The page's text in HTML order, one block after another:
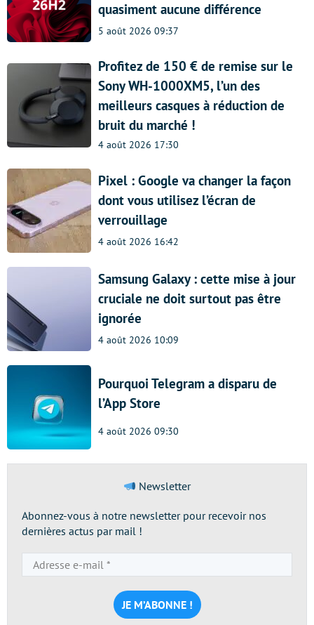
quasiment aucune différence
5 août 2026 09:37
Profitez de 150 € de remise sur le
Sony WH-1000XM5, l’un des
meilleurs casques à réduction de
bruit du marché !
4 août 2026 17:30
Pixel : Google va changer la façon
dont vous utilisez l’écran de
verrouillage
4 août 2026 16:42
Samsung Galaxy : cette mise à jour
cruciale ne doit surtout pas être
ignorée
4 août 2026 10:09
Pourquoi Telegram a disparu de
l’App Store
4 août 2026 09:30
Newsletter
Abonnez-vous à notre newsletter pour recevoir nos
dernières actus par mail !
e-
mail
*